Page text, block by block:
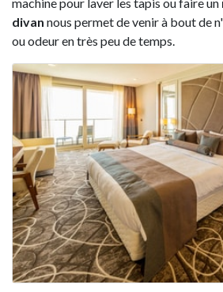
divan nous permet de venir à bout de
ou odeur en très peu de temps.